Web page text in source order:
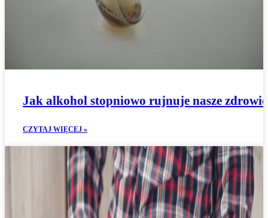
Jak alkohol stopniowo rujnuje nasze
CZYTAJ WIĘCEJ »